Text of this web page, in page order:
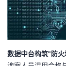
课
程
的
认
证
我
的
实
我
的
术
支
持
云
声
建
数据中台构筑"防火